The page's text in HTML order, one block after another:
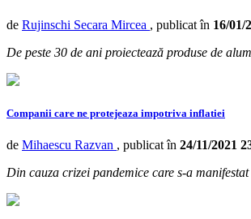
de Rujinschi Secara Mircea , publicat în 16/01/
De peste 30 de ani proiectează produse de
Companii care ne protejeaza impotriva inflatiei
de Mihaescu Razvan , publicat în 24/11/2021
Din cauza crizei pandemice care s-a